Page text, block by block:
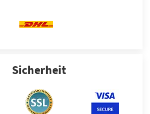
Sicherheit